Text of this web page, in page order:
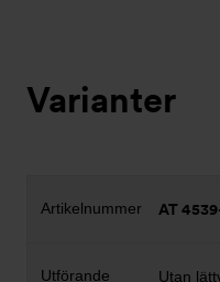
Varianter
AT
Utan